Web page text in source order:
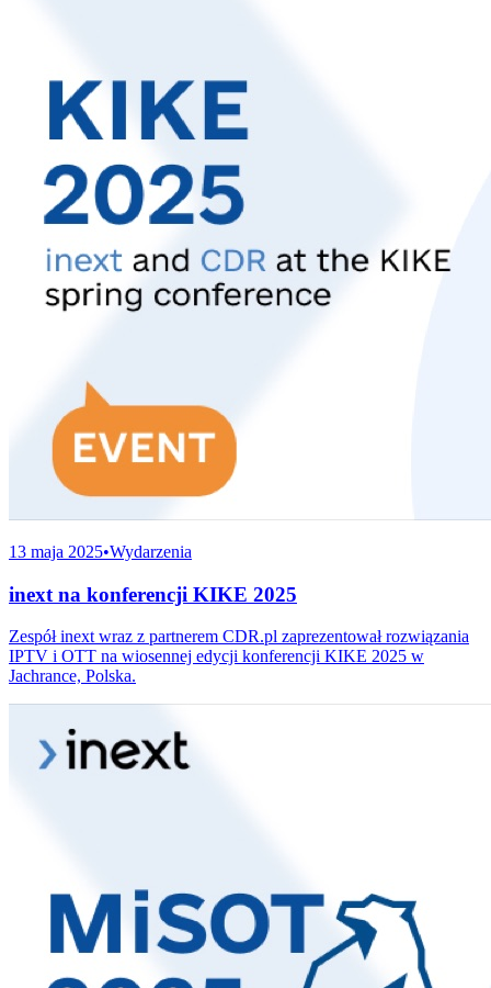
13 maja 2025•Wydarzenia
inext na konferencji KIKE 2025
Zespół inext wraz z partnerem CDR.pl zaprezentował rozwiązania
IPTV i OTT na wiosennej edycji konferencji KIKE 2025 w
Jachrance, Polska.